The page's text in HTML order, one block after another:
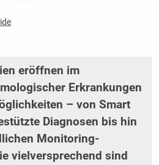
eröffnen im
Erkrankungen
– von Smart
Diagnosen bis hin
Monitoring-
vielversprechend sind